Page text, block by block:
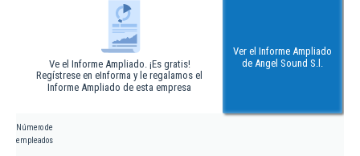
Ve el Informe Ampliado. ¡Es gratis!
Regístrese en eInforma y le regalamos el
Informe Ampliado de esta empresa
Ver el Informe Ampliado
de Angel Sound S.l.
Número de
empleados